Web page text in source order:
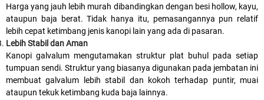
Harga yang jauh lebih murah dibandingkan dengan besi hollow, kayu,
ataupun baja berat. Tidak hanya itu, pemasangannya pun relatif
lebih cepat ketimbang jenis kanopi lain yang ada di pasaran.
Lebih Stabil dan Aman
Kanopi galvalum mengutamakan struktur plat buhul pada setiap
tumpuan sendi. Struktur yang biasanya digunakan pada jembatan ini
membuat galvalum lebih stabil dan kokoh terhadap puntir, muai
ataupun tekuk ketimbang kuda baja lainnya.